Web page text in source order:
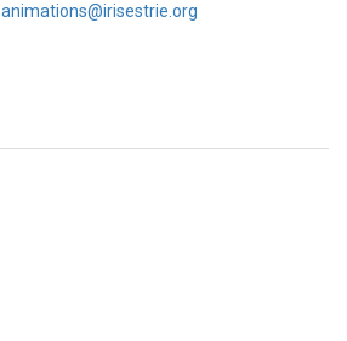
animations@irisestrie.org